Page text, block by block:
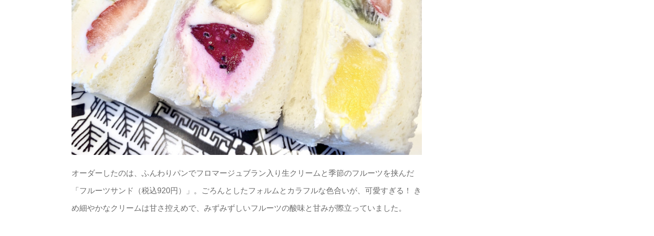
オーダーしたのは、ふんわりパンでフロマージュブラン入り生クリームと季節のフルーツを挟んだ
「フルーツサンド（税込920円）」。ごろんとしたフォルムとカラフルな色合いが、可愛すぎる！ き
め細やかなクリームは甘さ控えめで、みずみずしいフルーツの酸味と甘みが際立っていました。